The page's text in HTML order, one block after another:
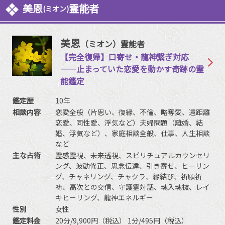
美恩(ミオン)霊能者
美恩 （ミオン）霊能者
【完全復帰】口寄せ・龍神繋ぎ対応
――止まっていた恋愛を動かす奇跡の霊
能鑑定
鑑定歴
10年
相談内容
恋愛全般（片思い、復縁、不倫、略奪愛、遠距離
恋愛、同性愛、浮気など）夫婦問題（離婚、結
婚、浮気など）、家庭相談全般、仕事、人生相談
など
主な占術
霊感霊視、未来透視、スピリチュアルカウンセリ
ング、波動修正、思念伝達、引き寄せ、ヒーリン
グ、チャネリング、チャクラ、縁結び、祈願祈
祷、高次との交信、守護霊対話、魂入魂抜、レイ
キヒーリング、龍神エネルギー
性別
女性
鑑定料金
20分/9,900円（税込） 1分/495円（税込）